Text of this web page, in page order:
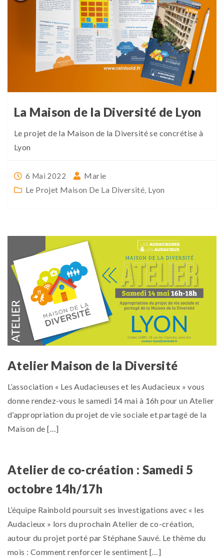
La Maison de la Diversité de Lyon
Le projet de la Maison de la Diversité se concrétise à
Lyon
6 Mai 2022
Marie
Le Projet Maison De La Diversité, Lyon
Atelier Maison de la Diversité
L’association « Les Audacieuses et les Audacieux » vous
donne rendez-vous le samedi 14 mai à 16h pour un Atelier
d’appropriation du projet de vie sociale et partagé de la
Maison de […]
Atelier de co-création : Samedi 5
octobre 14h/17h
L’équipe Rainbold poursuit ses investigations avec « les
Audacieux » lors du prochain Atelier de co-création,
autour du projet porté par Stéphane Sauvé. Le thème du
mois : Comment renforcer le sentiment […]